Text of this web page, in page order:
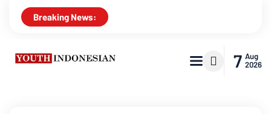
Breaking News:
7 Aug
2026